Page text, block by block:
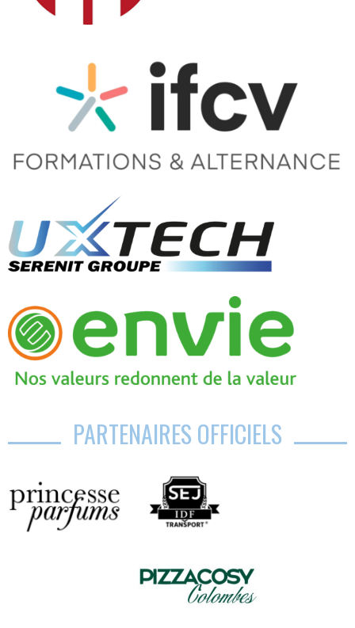
PARTENAIRES OFFICIELS